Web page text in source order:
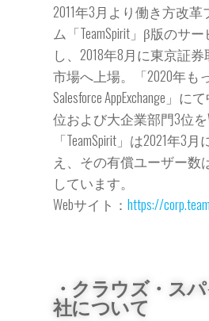
2011年3月より働き方改
ム「TeamSpirit」β版のサ
し、2018年8月に東京証
市場へ上場。「2020年も
Salesforce AppExchange」
位および大企業部門3位を
「TeamSpirit」は2021年3
え、その有償ユーザー数
しています。
Webサイト： https://
・クラウズ・ス
社について